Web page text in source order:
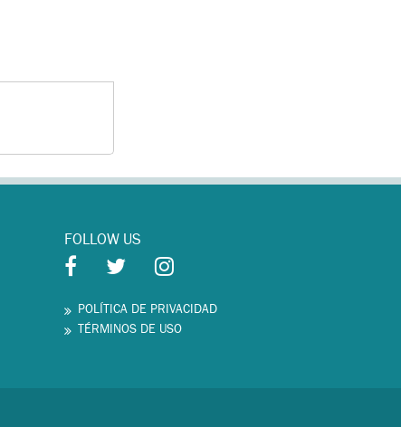
FOLLOW US
POLÍTICA DE PRIVACIDAD
TÉRMINOS DE USO